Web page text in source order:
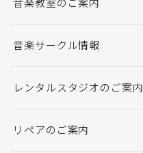
音楽サークル情報
レンタルスタジオのご案内
リペアのご案内